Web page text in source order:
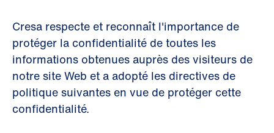
Cresa respecte et reconnaît l'importance de
protéger la confidentialité de toutes les
informations obtenues auprès des visiteurs de
notre site Web et a adopté les directives de
politique suivantes en vue de protéger cette
confidentialité.